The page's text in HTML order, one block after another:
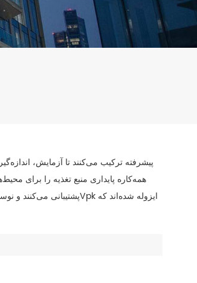
همه‌کاره پایداری منبع تغذیه را برای